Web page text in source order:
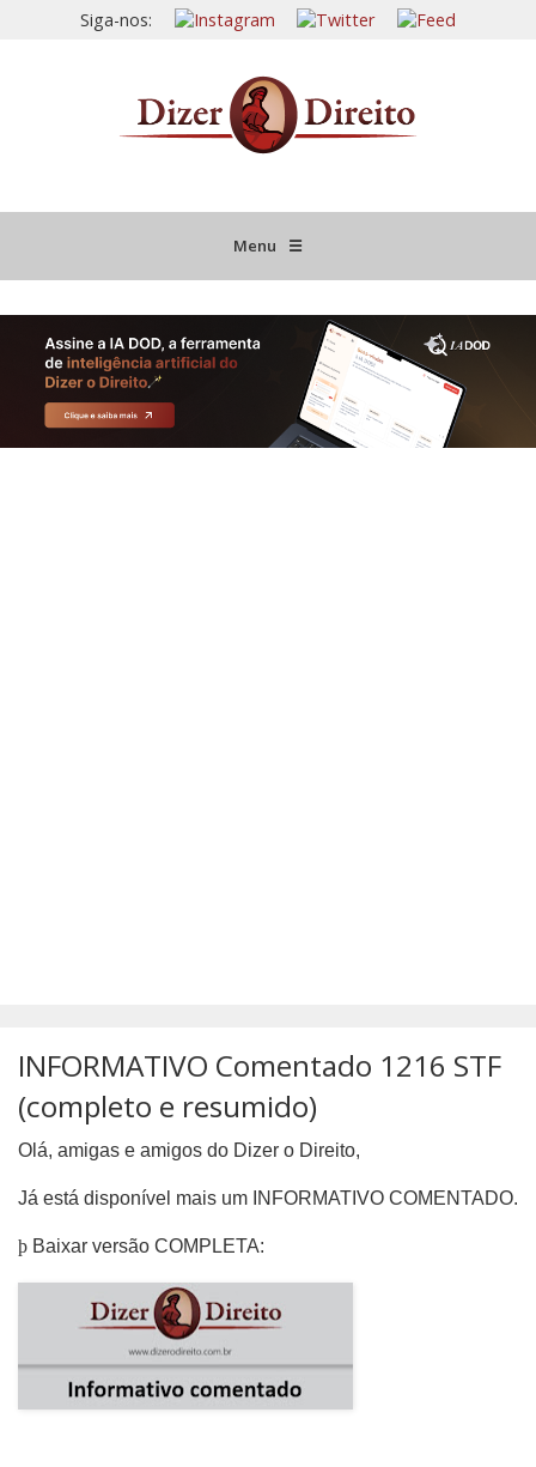
Siga-nos:
Menu ☰
JURISPRUDÊNCIA COMENTADA
INFORMATIVOS COMENTADOS
INFORMATIVO Comentado 1216 STF
(completo e resumido)
Olá, amigas e amigos do Dizer o Direito,
Já está disponível mais um INFORMATIVO COMENTADO.
þ Baixar versão COMPLETA: